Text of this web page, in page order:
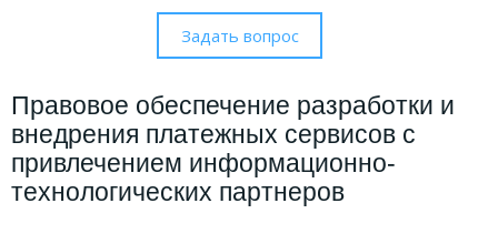
Правовое обеспечение разработки и
внедрения платежных сервисов с
привлечением информационно-
технологических партнеров